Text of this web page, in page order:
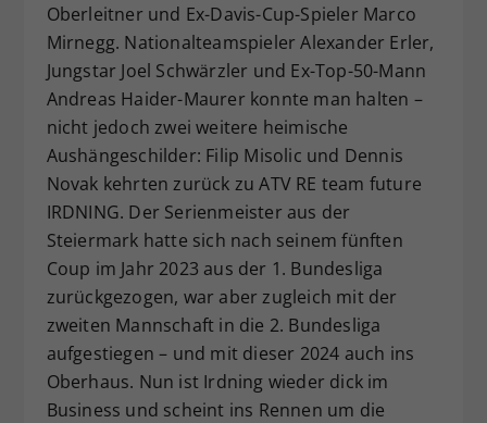
Oberleitner und Ex-Davis-Cup-Spieler Marco
Mirnegg. Nationalteamspieler Alexander Erler,
Jungstar Joel Schwärzler und Ex-Top-50-Mann
Andreas Haider-Maurer konnte man halten –
nicht jedoch zwei weitere heimische
Aushängeschilder: Filip Misolic und Dennis
Novak kehrten zurück zu ATV RE team future
IRDNING. Der Serienmeister aus der
Steiermark hatte sich nach seinem fünften
Coup im Jahr 2023 aus der 1. Bundesliga
zurückgezogen, war aber zugleich mit der
zweiten Mannschaft in die 2. Bundesliga
aufgestiegen – und mit dieser 2024 auch ins
Oberhaus. Nun ist Irdning wieder dick im
Business und scheint ins Rennen um die